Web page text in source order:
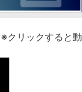
※クリックすると動